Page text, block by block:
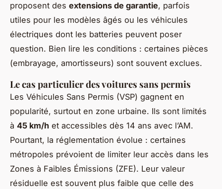
proposent des extensions de garantie, parfois
utiles pour les modèles âgés ou les véhicules
électriques dont les batteries peuvent poser
question. Bien lire les conditions : certaines pièces
(embrayage, amortisseurs) sont souvent exclues.
Le cas particulier des voitures sans permis
Les Véhicules Sans Permis (VSP) gagnent en
popularité, surtout en zone urbaine. Ils sont limités
à 45 km/h et accessibles dès 14 ans avec l’AM.
Pourtant, la réglementation évolue : certaines
métropoles prévoient de limiter leur accès dans les
Zones à Faibles Émissions (ZFE). Leur valeur
résiduelle est souvent plus faible que celle des